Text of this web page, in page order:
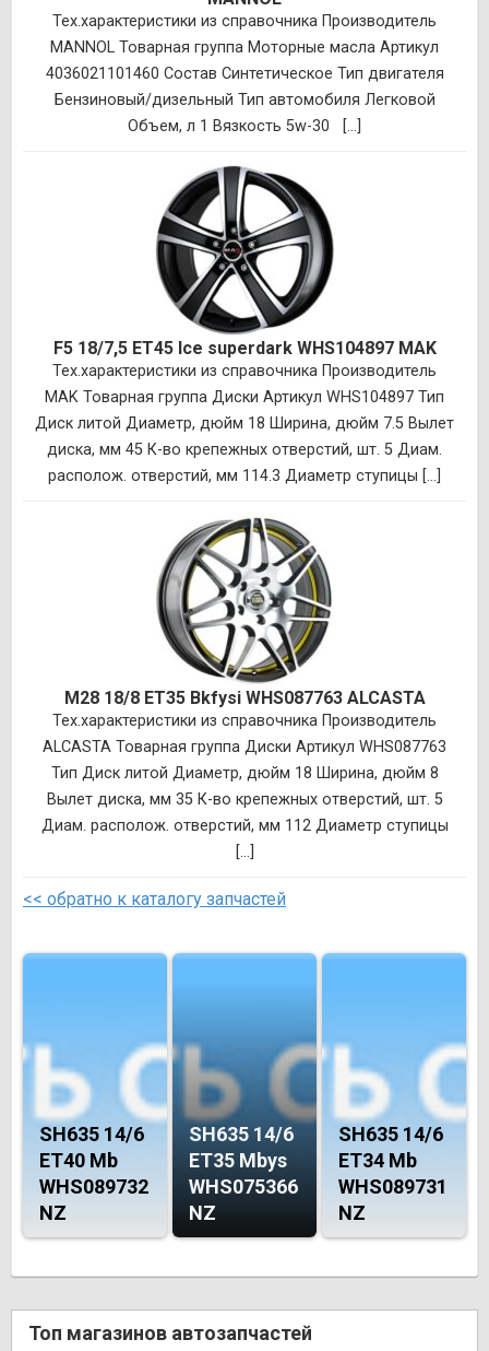
Тех.характеристики из справочника Производитель
MANNOL Товарная группа Моторные масла Артикул
4036021101460 Состав Синтетическое Тип двигателя
Бензиновый/дизельный Тип автомобиля Легковой
Объем, л 1 Вязкость 5w-30 [...]
F5 18/7,5 ET45 Ice superdark WHS104897 MAK
Тех.характеристики из справочника Производитель
MAK Товарная группа Диски Артикул WHS104897 Тип
Диск литой Диаметр, дюйм 18 Ширина, дюйм 7.5 Вылет
диска, мм 45 К-во крепежных отверстий, шт. 5 Диам.
располож. отверстий, мм 114.3 Диаметр ступицы [...]
M28 18/8 ET35 Bkfysi WHS087763 ALCASTA
Тех.характеристики из справочника Производитель
ALCASTA Товарная группа Диски Артикул WHS087763
Тип Диск литой Диаметр, дюйм 18 Ширина, дюйм 8
Вылет диска, мм 35 К-во крепежных отверстий, шт. 5
Диам. располож. отверстий, мм 112 Диаметр ступицы
[...]
<< обратно к каталогу запчастей
SH635 14/6
ET40 Mb
WHS089732
NZ
SH635 14/6
ET35 Mbys
WHS075366
NZ
SH635 14/6
ET34 Mb
WHS089731
NZ
Топ магазинов автозапчастей